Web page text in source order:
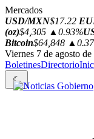
Mercados
USD/MXN$17.22
(oz)$4,305 ▲0.93%
Bitcoin$64,848
Viernes 7 de agosto
BoletinesDirectorio
☾